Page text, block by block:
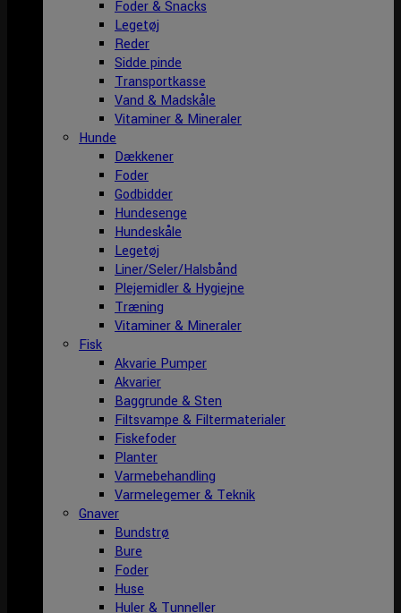
Foder & Snacks
Legetøj
Reder
Sidde pinde
Transportkasse
Vand & Madskåle
Vitaminer & Mineraler
Hunde
Dækkener
Foder
Godbidder
Hundesenge
Hundeskåle
Legetøj
Liner/Seler/Halsbånd
Plejemidler & Hygiejne
Træning
Vitaminer & Mineraler
Fisk
Akvarie Pumper
Akvarier
Baggrunde & Sten
Filtsvampe & Filtermaterialer
Fiskefoder
Planter
Varmebehandling
Varmelegemer & Teknik
Gnaver
Bundstrø
Bure
Foder
Huse
Huler & Tunneller